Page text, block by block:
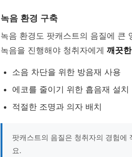
녹음 환경 구축
녹음 환경도 팟캐스트의 음질에 큰
녹음을 진행해야 청취자에게 깨끗
소음 차단을 위한 방음재 사용
에코를 줄이기 위한 흡음재 설치
적절한 조명과 의자 배치
팟캐스트의 음질은 청취자의 경험에
요.